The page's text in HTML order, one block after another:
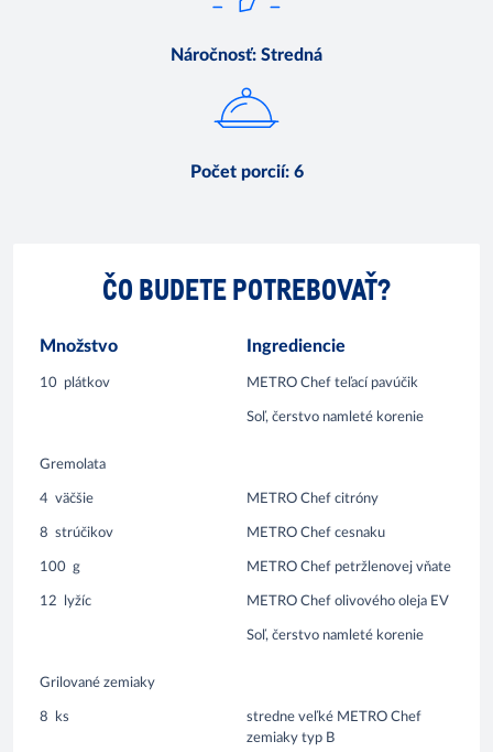
Náročnosť: Stredná
Počet porcií: 6
ČO BUDETE POTREBOVAŤ?
Množstvo Ingrediencie
10 plátkov METRO Chef teľací pavúčik
Soľ, čerstvo namleté korenie
Gremolata
4 väčšie METRO Chef citróny
8 strúčikov METRO Chef cesnaku
100 g METRO Chef petržlenovej vňate
12 lyžíc METRO Chef olivového oleja EV
Soľ, čerstvo namleté korenie
Grilované zemiaky
8 ks
stredne veľké METRO Chef
zemiaky typ B